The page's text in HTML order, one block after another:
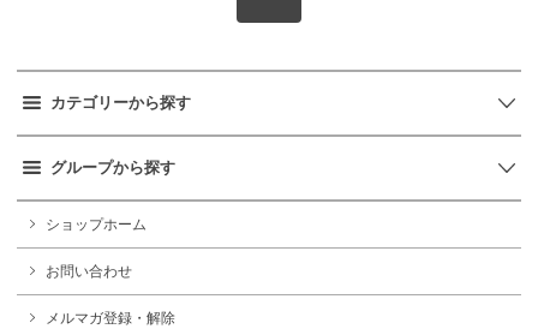
カテゴリーから探す
グループから探す
ショップホーム
お問い合わせ
メルマガ登録・解除